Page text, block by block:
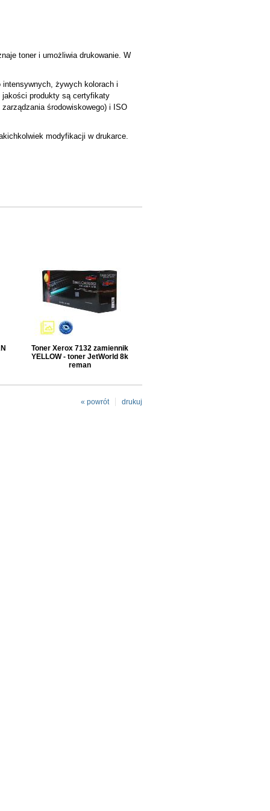
toner i umożliwia drukowanie. W
żywych kolorach i
jakości produkty są certyfikaty
środowiskowego) i ISO
modyfikacji w drukarce.
Toner Xerox 7132 zamiennik
YELLOW - toner JetWorld 8k
reman
drukuj
« powrót